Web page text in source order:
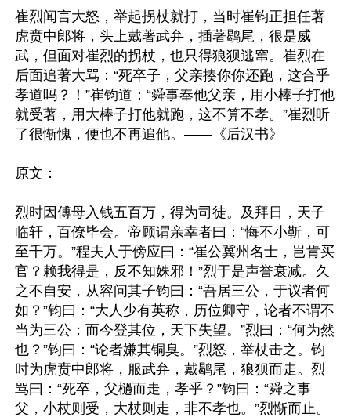
崔烈闻言大怒，举起拐杖就打，当时崔钧正担任著
虎贲中郎将，头上戴著武弁，插著鹖尾，很是威
武，但面对崔烈的拐杖，也只得狼狈逃窜。崔烈在
后面追著大骂：“死卒子，父亲揍你你还跑，这合乎
孝道吗？！”崔钧道：“舜事奉他父亲，用小棒子打他
就受著，用大棒子打他就跑，这不算不孝。”崔烈听
了很惭愧，便也不再追他。——《后汉书》
原文：
烈时因傅母入钱五百万，得为司徒。及拜日，天子
临轩，百僚毕会。帝顾谓亲幸者曰：“悔不小靳，可
至千万。”程夫人于傍应曰：“崔公冀州名士，岂肯买
官？赖我得是，反不知姝邪！”烈于是声誉衰减。久
之不自安，从容问其子钧曰：“吾居三公，于议者何
如？”钧曰：“大人少有英称，历位卿守，论者不谓不
当为三公；而今登其位，天下失望。”烈曰：“何为然
也？”钧曰：“论者嫌其铜臭。”烈怒，举杖击之。钧
时为虎贲中郎将，服武弁，戴鹖尾，狼狈而走。烈
骂曰：“死卒，父檛而走，孝乎？”钧曰：“舜之事
父，小杖则受，大杖则走，非不孝也。”烈惭而止。